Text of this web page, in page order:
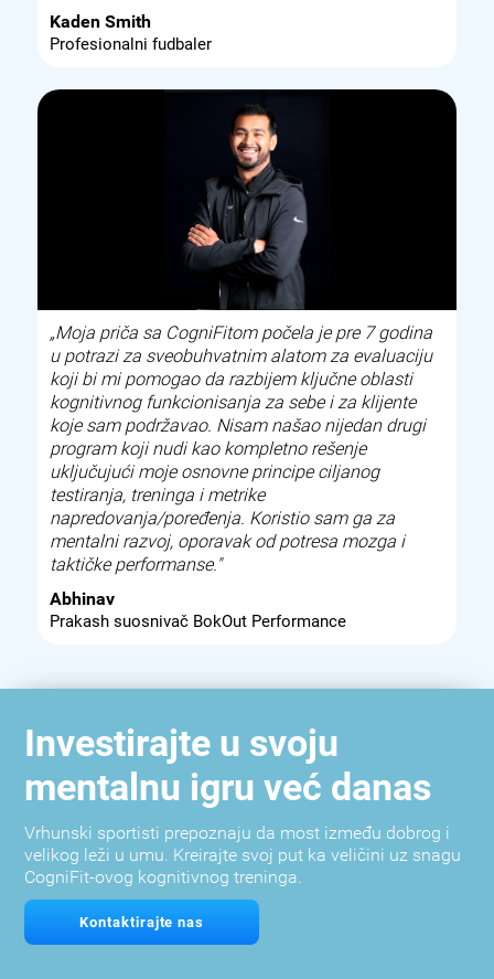
Kaden Smith
Profesionalni fudbaler
„Moja priča sa CogniFitom počela je pre 7 godina
u potrazi za sveobuhvatnim alatom za evaluaciju
koji bi mi pomogao da razbijem ključne oblasti
kognitivnog funkcionisanja za sebe i za klijente
koje sam podržavao. Nisam našao nijedan drugi
program koji nudi kao kompletno rešenje
uključujući moje osnovne principe ciljanog
testiranja, treninga i metrike
napredovanja/poređenja. Koristio sam ga za
mentalni razvoj, oporavak od potresa mozga i
taktičke performanse."
Abhinav
Prakash suosnivač BokOut Performance
Investirajte u svoju
mentalnu igru već danas
Vrhunski sportisti prepoznaju da most između dobrog i
velikog leži u umu. Kreirajte svoj put ka veličini uz snagu
CogniFit-ovog kognitivnog treninga.
Kontaktirajte nas